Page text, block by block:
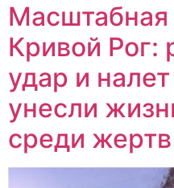
Масштабная
Кривой Рог:
удар и
унесли
среди